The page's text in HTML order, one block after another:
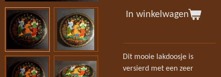
In winkelwagen
Dit mooie lakdoosje is
versierd met een zeer